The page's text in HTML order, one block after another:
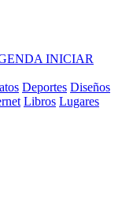
INICIAR
Deportes Diseños
Libros Lugares